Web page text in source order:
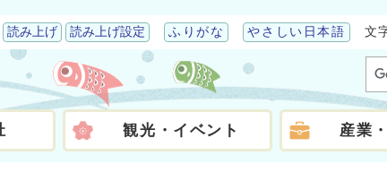
読み上げ 読み上げ設定 ふりがな やさしい日本語 文
観光・イベント 産業